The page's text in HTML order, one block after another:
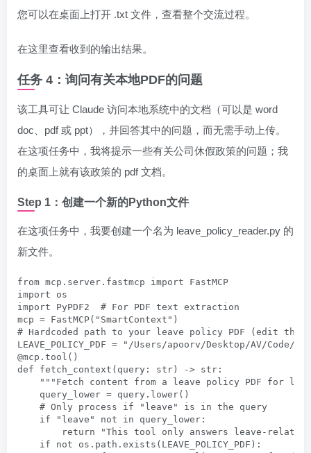
您可以在桌面上打开 .txt 文件，查看整个交流过程。
在这里查看收到的输出结果。
任务 4：询问有关本地PDF的问题
该工具可让 Claude 访问本地系统中的文档（可以是 word
doc、pdf 或 ppt），并回答其中的问题，而无需手动上传。
在这项任务中，我将提示一些有关公司休假政策的问题；我
的桌面上就有该政策的 pdf 文档。
Step 1：创建一个新的Python文件
在这项任务中，我要创建一个名为 leave_policy_reader.py 的
新文件。
from mcp.server.fastmcp import FastMCP
import os
import PyPDF2  # For PDF text extraction
mcp = FastMCP("SmartContext")
# Hardcoded path to your leave policy PDF (edit
LEAVE_POLICY_PDF = "/Users/apoorv/Desktop/AV/Code/
@mcp.tool()
def fetch_context(query: str) -> str:
"""Fetch content from a leave policy PDF for
query_lower = query.lower()
# Only process if "leave" is in the query
if "leave" not in query_lower:
return "This tool only answers leave-related
if not os.path.exists(LEAVE_POLICY_PDF):